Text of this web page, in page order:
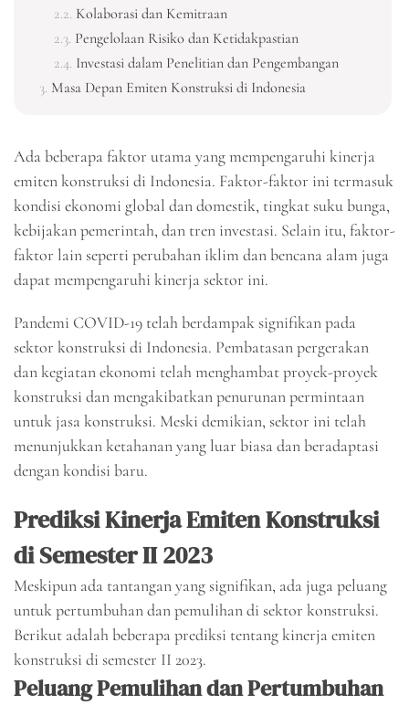
Kolaborasi dan Kemitraan
Pengelolaan Risiko dan Ketidakpastian
Investasi dalam Penelitian dan Pengembangan
Masa Depan Emiten Konstruksi di Indonesia
Ada beberapa faktor utama yang mempengaruhi kinerja
emiten konstruksi di Indonesia. Faktor-faktor ini termasuk
kondisi ekonomi global dan domestik, tingkat suku bunga,
kebijakan pemerintah, dan tren investasi. Selain itu, faktor-
faktor lain seperti perubahan iklim dan bencana alam juga
dapat mempengaruhi kinerja sektor ini.
Pandemi COVID-19 telah berdampak signifikan pada
sektor konstruksi di Indonesia. Pembatasan pergerakan
dan kegiatan ekonomi telah menghambat proyek-proyek
konstruksi dan mengakibatkan penurunan permintaan
untuk jasa konstruksi. Meski demikian, sektor ini telah
menunjukkan ketahanan yang luar biasa dan beradaptasi
dengan kondisi baru.
Prediksi Kinerja Emiten Konstruksi
di Semester II 2023
Meskipun ada tantangan yang signifikan, ada juga peluang
untuk pertumbuhan dan pemulihan di sektor konstruksi.
Berikut adalah beberapa prediksi tentang kinerja emiten
konstruksi di semester II 2023.
Peluang Pemulihan dan Pertumbuhan